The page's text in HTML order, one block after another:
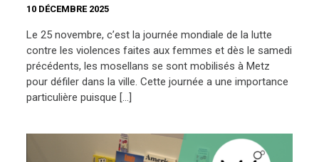
10 DÉCEMBRE 2025
Le 25 novembre, c’est la journée mondiale de la lutte
contre les violences faites aux femmes et dès le samedi
précédents, les mosellans se sont mobilisés à Metz
pour défiler dans la ville. Cette journée a une importance
particulière puisque […]